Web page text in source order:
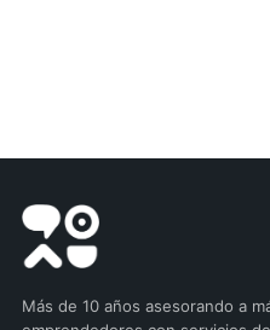
Más de 10 años asesorando a